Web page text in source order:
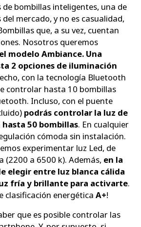
de bombillas inteligentes, una de
mercado, y no es casualidad,
que, a su vez, cuentan
Nosotros queremos
el modelo Ambiance. Una
2 opciones de iluminación
con la tecnología Bluetooth
controlar hasta 10 bombillas
Incluso, con el puente
podrás controlar la luz de
50 bombillas. En cualquier
cómoda sin instalación.
experimentar luz Led, de
(2200 a 6500 k). Además, en la
elegir entre luz blanca cálida
fría y brillante para activarte.
clasificación energética A+!
que es posible controlar las